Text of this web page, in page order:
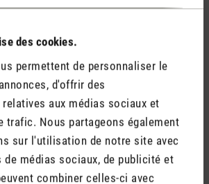
des cookies.
permettent de personnaliser le
d'offrir des
aux médias sociaux et
trafic. Nous partageons également
sur l'utilisation de notre site avec
de médias sociaux, de publicité et
combiner celles-ci avec
comme la citronnelle et l'eucalyptus
à l'écart de ces odeurs.